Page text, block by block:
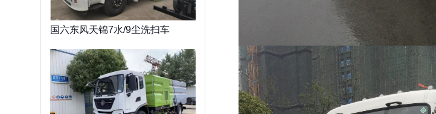
国六东风天锦7水/9尘洗扫车